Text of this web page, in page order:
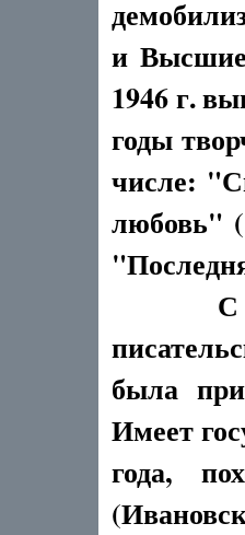
и
1946 г.
годы
числе:
любовь"
С 1962
была
Имеет
года,